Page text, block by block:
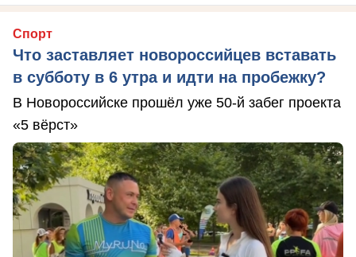
Спорт
Что заставляет новороссийцев вставать
в субботу в 6 утра и идти на пробежку?
В Новороссийске прошёл уже 50-й забег проекта
«5 вёрст»